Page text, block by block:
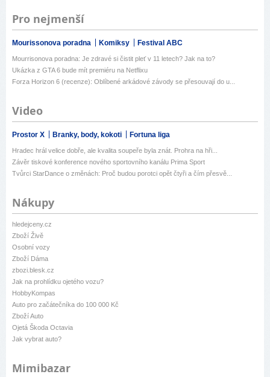
Pro nejmenší
Mourissonova poradna Komiksy Festival ABC
Mourrisonova poradna: Je zdravé si čistit pleť v 11 letech? Jak na to?
Ukázka z GTA 6 bude mít premiéru na Netflixu
Forza Horizon 6 (recenze): Oblíbené arkádové závody se přesouvají do u...
Video
Prostor X Branky, body, kokoti Fortuna liga
Hradec hrál velice dobře, ale kvalita soupeře byla znát. Prohra na hři...
Závěr tiskové konference nového sportovního kanálu Prima Sport
Tvůrci StarDance o změnách: Proč budou porotci opět čtyři a čím přesvě...
Nákupy
hledejceny.cz
Zboží Živě
Osobní vozy
Zboží Dáma
zbozi.blesk.cz
Jak na prohlídku ojetého vozu?
HobbyKompas
Auto pro začátečníka do 100 000 Kč
Zboží Auto
Ojetá Škoda Octavia
Jak vybrat auto?
Mimibazar